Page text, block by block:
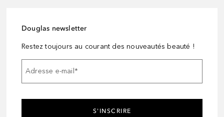
Douglas newsletter
Restez toujours au courant des nouveautés beauté !
Adresse e-mail*
S'INSCRIRE